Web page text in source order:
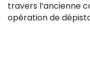
travers l’ancienne
opération de